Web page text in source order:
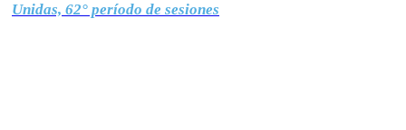
Unidas, 62° período de sesiones